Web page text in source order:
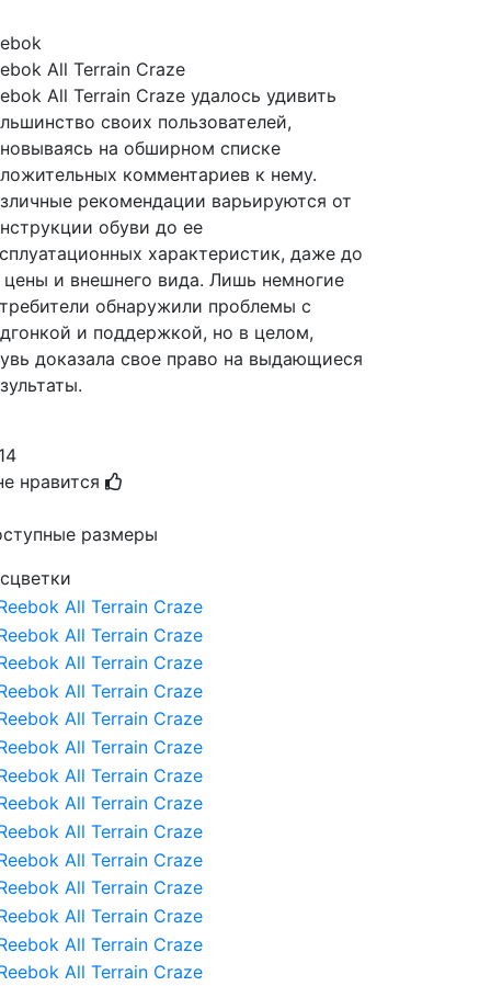
All Terrain Craze
All Terrain Craze удалось удивить
своих пользователей,
на обширном списке
комментариев к нему.
рекомендации варьируются от
обуви до ее
характеристик, даже до
цены и внешнего вида. Лишь немногие
обнаружили проблемы с
и поддержкой, но в целом,
доказала свое право на выдающиеся
нравится
размеры